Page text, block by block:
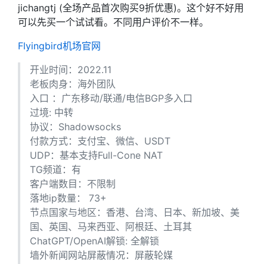
jichangtj (全场产品首次购买9折优惠)。这个好不好用
可以先买一个试试看。不同用户评价不一样。
Flyingbird机场官网
开业时间：2022.11
老板肉身：海外团队
入口 ：广东移动/联通/电信BGP多入口
过境: 中转
协议：Shadowsocks
付款方式：支付宝、微信、USDT
UDP：基本支持Full-Cone NAT
TG频道：有
客户端数目：不限制
落地ip数量： 73+
节点国家与地区：香港、台湾、日本、新加坡、美
国、英国、马来西亚、阿根廷、土耳其
ChatGPT/OpenAI解锁: 全解锁
墙外新闻网站屏蔽情况：屏蔽轮媒